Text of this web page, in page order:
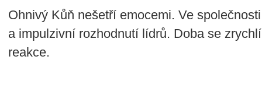
Ohnivý Kůň nešetří emocemi. Ve
a impulzivní rozhodnutí lídrů. Doba se
reakce.